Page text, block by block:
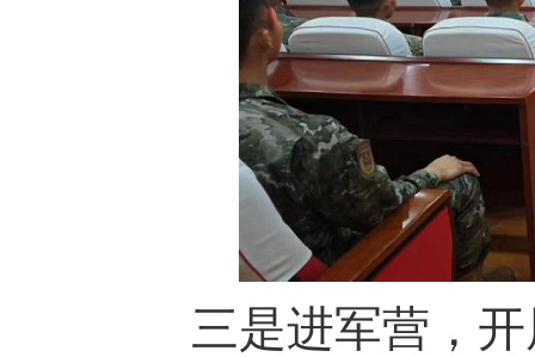
三是进军营，开